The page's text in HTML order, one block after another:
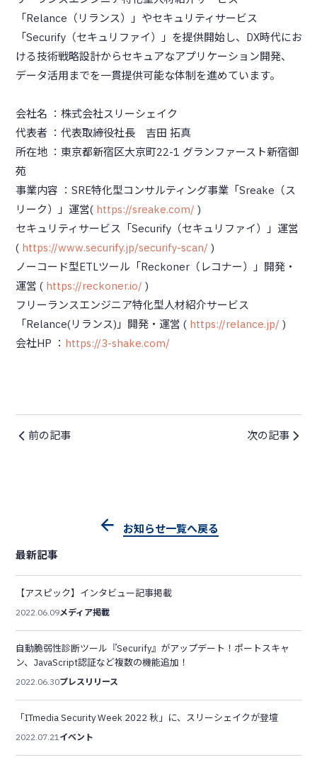
「Relance（リランス）」やセキュリティサービス
「Securify（セキュリファイ）」を提供開始し、DX時代にお
ける技術戦略設計からセキュアなアプリケーション開発、
データ活用までを一貫提供可能な体制を進めています。
会社名 ：株式会社スリーシェイク
代表者 ：代表取締役社長 吉田 拓真
所在地 ：東京都新宿区大京町22-1 グランファースト新宿御
苑
事業内容 ：SRE特化型コンサルティング事業「Sreake（ス
リーク）」運営( https://sreake.com/ )
セキュリティサービス「Securify（セキュリファイ）」運営
( https://www.securify.jp/securify-scan/ )
ノーコード型ETLツール「Reckoner（レコナー）」開発・
運営 ( https://reckoner.io/ )
フリーランスエンジニア特化型人材紹介サービス
「Relance(リランス)」開発・運営 ( https://relance.jp/ )
会社HP ： https://3-shake.com/
前の記事 次の記事
お知らせ一覧へ戻る
最新記事
【アスピック】インタビュー記事掲載
2022.06.09メディア掲載
自動脆弱性診断ツール『Securify』がアップデート！ポートスキャ
ン、JavaScript認証など複数の機能追加！
2022.06.30プレスリリース
「ITmedia Security Week 2022 秋」に、スリーシェイクが登壇
2022.07.21 イベント